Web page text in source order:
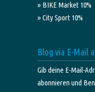
» BIKE Market 10%
» City Sport 10%
Blog via E-Mail
Gib deine E-Mail-
abonnieren und